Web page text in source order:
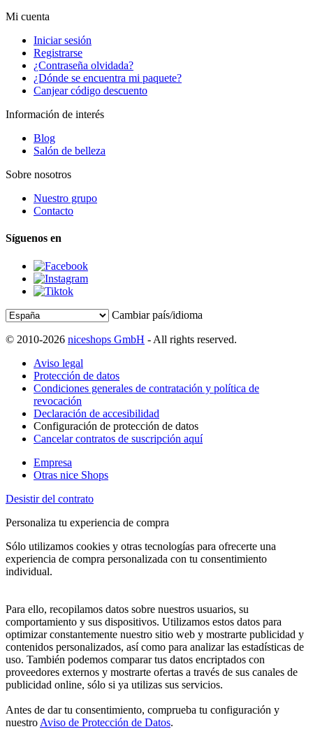
Mi cuenta
Iniciar sesión
Registrarse
¿Contraseña olvidada?
¿Dónde se encuentra mi paquete?
Canjear código descuento
Información de interés
Blog
Salón de belleza
Sobre nosotros
Nuestro grupo
Contacto
Síguenos en
Cambiar país/idioma
© 2010-2026 niceshops GmbH - All rights reserved.
Aviso legal
Protección de datos
Condiciones generales de contratación y política de
revocación
Declaración de accesibilidad
Configuración de protección de datos
Cancelar contratos de suscripción aquí
Empresa
Otras nice Shops
Desistir del contrato
Personaliza tu experiencia de compra
Sólo utilizamos cookies y otras tecnologías para ofrecerte una
experiencia de compra personalizada con tu consentimiento
individual.
Para ello, recopilamos datos sobre nuestros usuarios, su
comportamiento y sus dispositivos. Utilizamos estos datos para
optimizar constantemente nuestro sitio web y mostrarte publicidad y
contenidos personalizados, así como para analizar las estadísticas de
uso. También podemos comparar tus datos encriptados con
proveedores externos y mostrarte ofertas a través de sus canales de
publicidad online, sólo si ya utilizas sus servicios.
Antes de dar tu consentimiento, comprueba tu configuración y
nuestro Aviso de Protección de Datos.